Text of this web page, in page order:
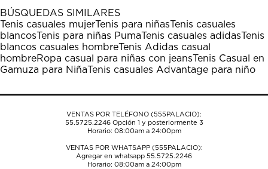
1
estrella
Esta
acción
abrirá
el
formulario
envío.
estrellas.
Esta
acción
abrirá
el
formulario
envío.
estrellas.
Esta
acción
abrirá
el
formulario
envío.
estrellas.
Esta
acción
abrirá
el
formulario
envío.
estrellas.
Esta
acción
abrirá
el
formulario
envío.
BÚSQUEDAS SIMILARES
Tenis casuales mujerTenis para niñasTenis casuales
blancosTenis para niñas PumaTenis casuales adidasTenis
blancos casuales hombreTenis Adidas casual
hombreRopa casual para niñas con jeansTenis Casual en
Gamuza para NiñaTenis casuales Advantage para niño
VENTAS POR TELÉFONO (555PALACIO):
55.5725.2246Opción 1 y posteriormente 3
Horario: 08:00am a 24:00pm
VENTAS POR WHATSAPP (555PALACIO):
Agregar en whatsapp 55.5725.2246
Horario: 08:00am a 24:00pm